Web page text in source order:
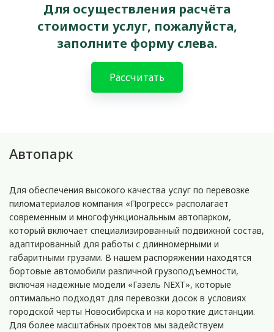
Для осуществления расчёта
стоимости услуг, пожалуйста,
заполните форму слева.
Рассчитать
Автопарк
Для обеспечения высокого качества услуг по перевозке
пиломатериалов компания «Прогресс» располагает
современным и многофункциональным автопарком,
который включает специализированный подвижной состав,
адаптированный для работы с длинномерными и
габаритными грузами. В нашем распоряжении находятся
бортовые автомобили различной грузоподъемности,
включая надежные модели «Газель NEXT», которые
оптимально подходят для перевозки досок в условиях
городской черты Новосибирска и на короткие дистанции.
Для более масштабных проектов мы задействуем